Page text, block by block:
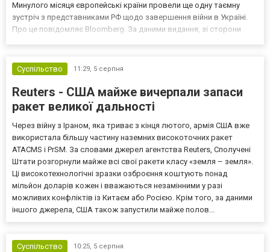
Минулого місяця європейські країни провели ще одну таємну
зустріч з представниками РФ щодо завершення війни в Україні.
Про це повідомляє Bloomberg. За даними видання, зі сторони
Суспільство
11:29, 5 серпня
Reuters - США майже вичерпали запаси
ракет великої дальності
Через війну з Іраном, яка триває з кінця лютого, армія США вже
використала більшу частину наземних високоточних ракет
ATACMS і PrSM. За словами джерел агентства Reuters, Сполучені
Штати розгорнули майже всі свої ракети класу «земля – земля».
Ці високотехнологічні зразки озброєння коштують понад
мільйон доларів кожен і вважаються незамінними у разі
можливих конфліктів із Китаєм або Росією. Крім того, за даними
іншого джерела, США також запустили майже полов...
Суспільство 10:25, 5 серпня